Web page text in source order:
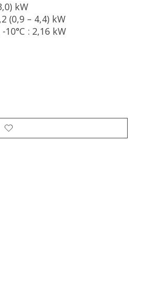
kW
(0,9 – 4,4) kW
: 2,16 kW
is